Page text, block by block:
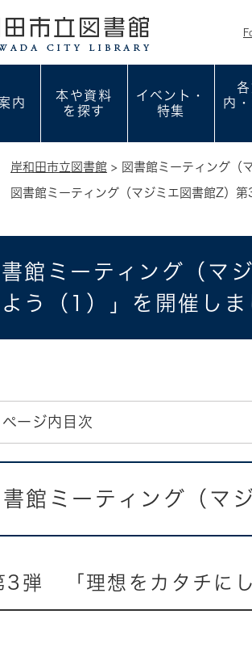
内
本や資料
を探す
イベント・
特集
内
岸和田市立図書館 > 図書館ミーティング（
図書館ミーティング（マジミエ図書館Z）
書館ミーティング（マ
う（1）」を開催しま
ページ内目次
書館ミーティング（マ
3弾 「理想をカタチにし